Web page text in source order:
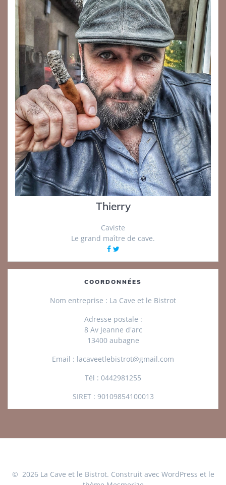
Thierry
Caviste
Le grand maître de cave.
COORDONNÉES
Nom entreprise : La Cave et le Bistrot
Adresse postale :
8 Av Jeanne d'arc
13400 aubagne
Email : lacaveetlebistrot@gmail.com
Tél : 0442981255
SIRET : 90109854100013
© 2026 La Cave et le Bistrot. Construit avec WordPress et le